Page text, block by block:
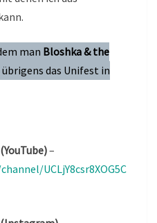
man Bloshka & the
das Unifest in
–
UCLjY8csr8XOG5C